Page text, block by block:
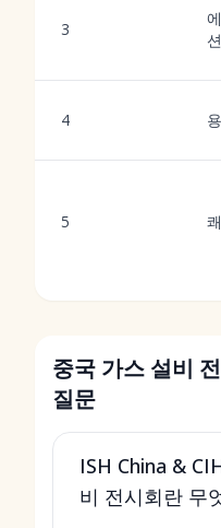
3
션
4
5
중국 가스 설비
질문
ISH China &
비 전시회란 무